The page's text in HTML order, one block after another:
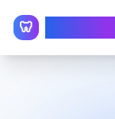
🦷